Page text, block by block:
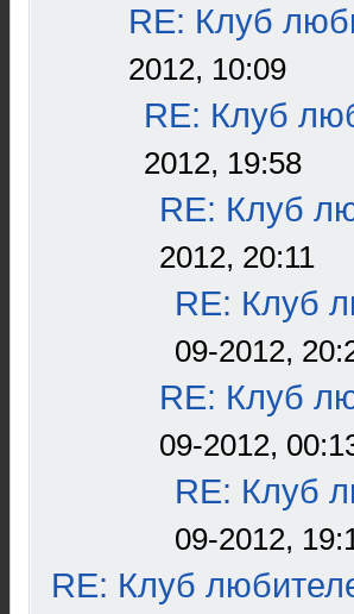
RE: Клуб
2012, 10:09
RE: Клуб
2012, 19:58
RE: Клуб
2012, 20:11
RE: Клуб
09-2012,
RE: Клуб
09-2012,
RE: Клуб
09-2012,
RE: Клуб